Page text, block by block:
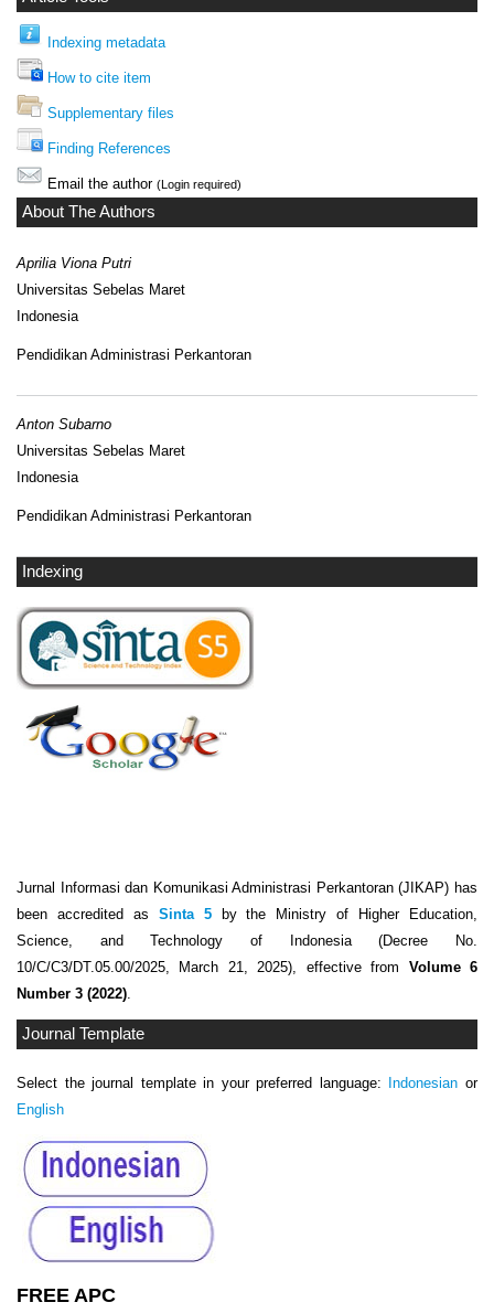
Indexing metadata
How to cite item
Supplementary files
Finding References
Email the author (Login required)
About The Authors
Aprilia Viona Putri
Universitas Sebelas Maret
Indonesia
Pendidikan Administrasi Perkantoran
Anton Subarno
Universitas Sebelas Maret
Indonesia
Pendidikan Administrasi Perkantoran
Indexing
Jurnal Informasi dan Komunikasi Administrasi Perkantoran (JIKAP) has
been accredited as Sinta 5by the Ministry of Higher Education,
Science, and Technology of Indonesia (Decree No.
10/C/C3/DT.05.00/2025, March 21, 2025), effective from Volume 6
Number 3 (2022).
Journal Template
Select the journal template in your preferred language: Indonesian or
English
FREE APC